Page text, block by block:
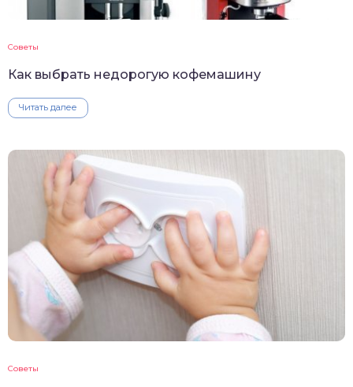
Советы
Как выбрать недорогую кофемашину
Читать далее
Советы